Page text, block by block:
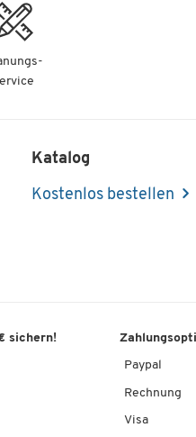
Katalog
Kostenlos bestellen
sichern!
Paypal
Rechnung
Visa